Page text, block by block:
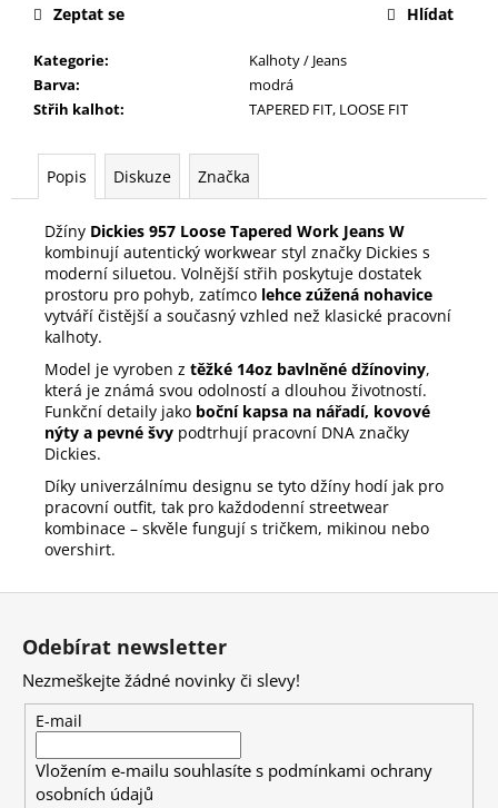
Kategorie:
Kalhoty / Jeans
Barva:
modrá
Střih kalhot: TAPERED FIT, LOOSE FIT
Zeptat se Hlídat
Popis Diskuze Značka
Džíny Dickies 957 Loose Tapered Work Jeans W
kombinují autentický workwear styl značky Dickies s
moderní siluetou. Volnější střih poskytuje dostatek
prostoru pro pohyb, zatímco lehce zúžená nohavice
vytváří čistější a současný vzhled než klasické pracovní
kalhoty.
Model je vyroben z těžké 14oz bavlněné džínoviny,
která je známá svou odolností a dlouhou životností.
Funkční detaily jako boční kapsa na nářadí, kovové
nýty a pevné švy podtrhují pracovní DNA značky
Dickies.
Díky univerzálnímu designu se tyto džíny hodí jak pro
pracovní outfit, tak pro každodenní streetwear
kombinace – skvěle fungují s tričkem, mikinou nebo
overshirt.
Odebírat newsletter
Nezmeškejte žádné novinky či slevy!
E-mail
Vložením e-mailu souhlasíte s podmínkami ochrany
osobních údajů